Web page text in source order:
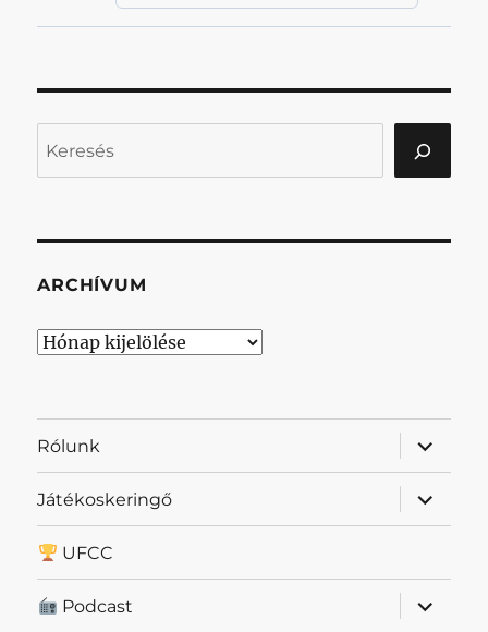
ARCHÍVUM
Archívum
Rólunk
almenü
Játékoskeringő
almenü
UFCC
Podcast
almenü